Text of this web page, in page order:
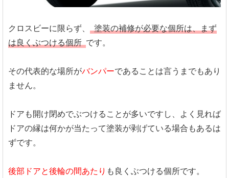
クロスビーに限らず、
塗装の補修が必要な個所は、まず
は良くぶつける個所 です。
その代表的な場所がバンパーであることは言うまでもあり
ません。
ドアも開け閉めでぶつけることが多いですし、よく見れば
ドアの縁は何かが当たって塗装が剥げている場合もあるは
ずです。
後部ドアと後輪の間あたり も良くぶつける個所です。